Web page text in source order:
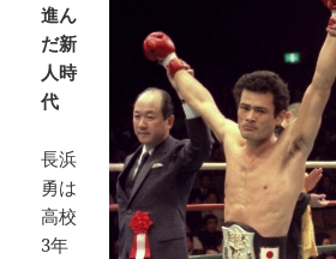
進ん
だ新
人時
代
長浜
勇は
高校
3年